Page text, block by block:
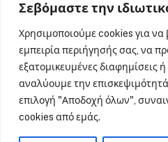
Σεβόμαστε την
Χρησιμοποιούμε cookies για να
εμπειρία περιήγησής σας, να
εξατομικευμένες διαφημίσεις
αναλύουμε την
επιλογή "Αποδοχή όλων",
cookies από εμάς.
© 2026 Dailypharmanews.
Αρχική Όροι χρήσης
Πολιτική απορρήτου